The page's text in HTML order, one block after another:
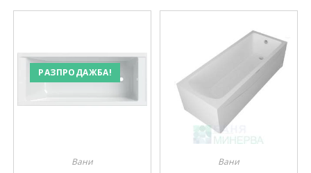
РАЗПРОДАЖБА!
Вани Вани